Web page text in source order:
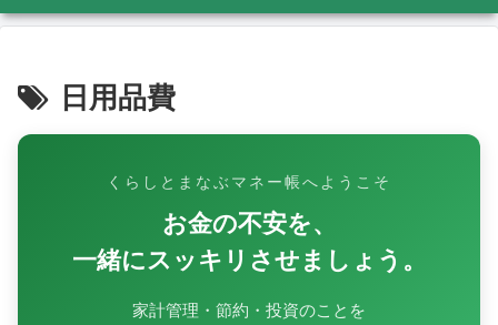
日用品費
くらしとまなぶマネー帳へようこそ
お金の不安を、
一緒にスッキリさせましょう。
家計管理・節約・投資のことを